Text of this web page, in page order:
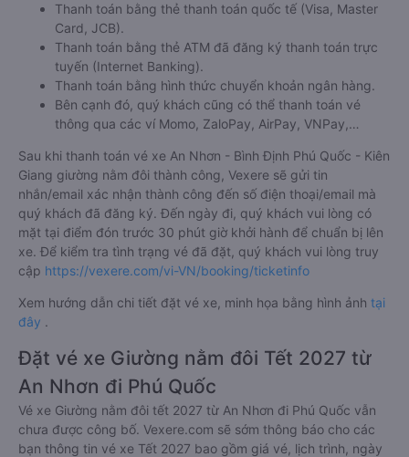
Thanh toán bằng thẻ thanh toán quốc tế (Visa, Master
Card, JCB).
Thanh toán bằng thẻ ATM đã đăng ký thanh toán trực
tuyến (Internet Banking).
Thanh toán bằng hình thức chuyển khoản ngân hàng.
Bên cạnh đó, quý khách cũng có thể thanh toán vé
thông qua các ví Momo, ZaloPay, AirPay, VNPay,…
Sau khi thanh toán vé xe An Nhơn - Bình Định Phú Quốc - Kiên
Giang giường nằm đôi thành công, Vexere sẽ gửi tin
nhắn/email xác nhận thành công đến số điện thoại/email mà
quý khách đã đăng ký. Đến ngày đi, quý khách vui lòng có
mặt tại điểm đón trước 30 phút giờ khởi hành để chuẩn bị lên
xe. Để kiểm tra tình trạng vé đã đặt, quý khách vui lòng truy
cập https://vexere.com/vi-VN/booking/ticketinfo
Xem hướng dẫn chi tiết đặt vé xe, minh họa bằng hình ảnh tại
đây .
Đặt vé xe Giường nằm đôi Tết 2027 từ
An Nhơn đi Phú Quốc
Vé xe Giường nằm đôi tết 2027 từ An Nhơn đi Phú Quốc vẫn
chưa được công bố. Vexere.com sẽ sớm thông báo cho các
bạn thông tin vé xe Tết 2027 bao gồm giá vé, lịch trình, ngày